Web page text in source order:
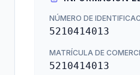
NÚMERO DE
5210414013
MATRÍCULA DE
5210414013